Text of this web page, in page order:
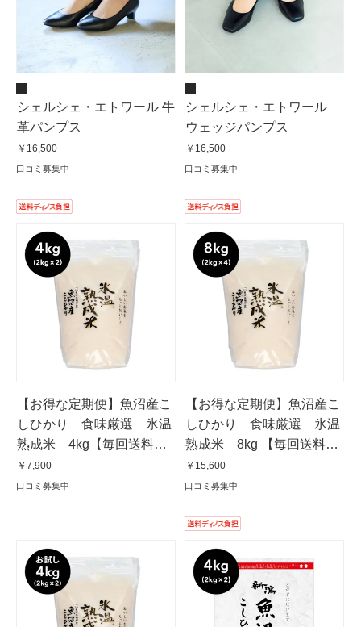
シェルシェ・エトワール 牛
革パンプス
￥16,500
口コミ募集中
シェルシェ・エトワール
ウェッジパンプス
￥16,500
口コミ募集中
【お得な定期便】魚沼産こ
しひかり 食味厳選 氷温
熟成米 4kg【毎回送料無
料】
￥7,900
口コミ募集中
【お得な定期便】魚沼産こ
しひかり 食味厳選 氷温
熟成米 8kg 【毎回送料無
料】
￥15,600
口コミ募集中